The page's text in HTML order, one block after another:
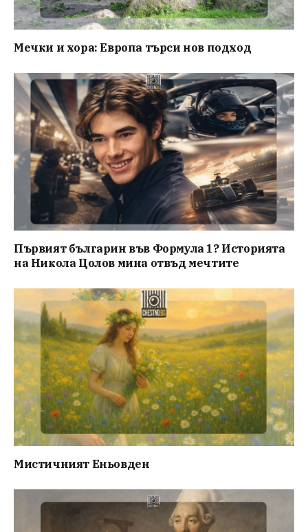
Мечки и хора: Европа търси нов подход
Първият българин във Формула 1? Историята
на Никола Цолов мина отвъд мечтите
Мистичният Eньовден